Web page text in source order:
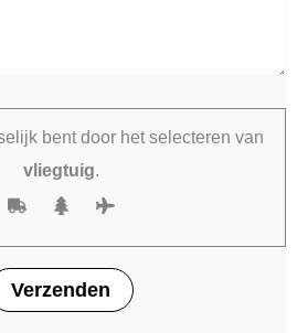
bent door het selecteren van
vliegtuig.